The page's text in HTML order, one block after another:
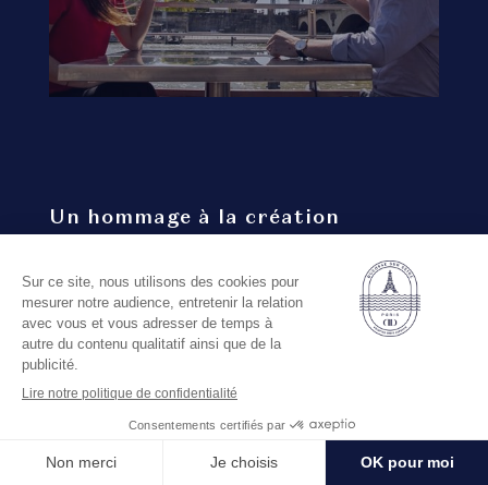
Un hommage à la création
MAI 2019